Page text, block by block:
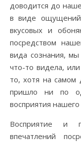
доводится до
в виде ощущений
вкусовых и
посредством
вида сознания,
что-то видела,
то, хотя на самом
пришло ни по
восприятия нашего
Восприятие и
впечатлений